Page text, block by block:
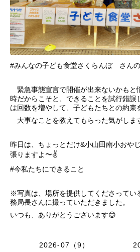
#みんなの子ども食堂さくらんぼ さんの
緊急事態宣言で開催が出来ないかもと
時だからこそと、できることを試行錯誤
は回数を増やして、子どもたちとの約束
大事なことを教えてもらった気がしま
昨日は、ちょっとだけ&小山田南小おや
張りますよ〜✌️
#今私たちにできること
※写真は、場所を提供してくださってい
務局長さんに撮っていただきました。
いつも、ありがとうございます😊
2026-07（9）